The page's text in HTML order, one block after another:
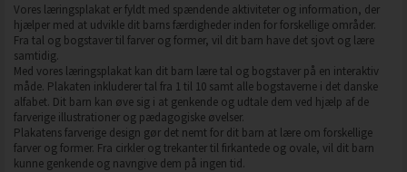
Vores læringsplakat er fyldt med spændende aktiviteter og information, der
hjælper med at udvikle dit barns færdigheder inden for forskellige områder.
Fra tal og bogstaver til farver og former, vil dit barn have det sjovt og lære
samtidig.
Med vores læringsplakat kan dit barn lære tal og bogstaver på en interaktiv
måde. Plakaten inkluderer tal fra 1 til 10 samt alle bogstaverne i det danske
alfabet. Dit barn kan øve sig i at genkende og udtale dem ved hjælp af de
farverige illustrationer og pædagogiske øvelser.
Plakatens farverige design gør det nemt for dit barn at lære om forskellige
farver og former. Fra cirkler og trekanter til firkantede og ovale, vil dit barn
kunne genkende og navngive dem på ingen tid.